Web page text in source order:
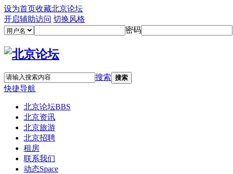
设为首页收藏北京论坛
开启辅助访问 切换风格
密码
搜索 搜索
快捷导航
北京论坛BBS
北京资讯
北京旅游
北京招聘
租房
联系我们
动态Space